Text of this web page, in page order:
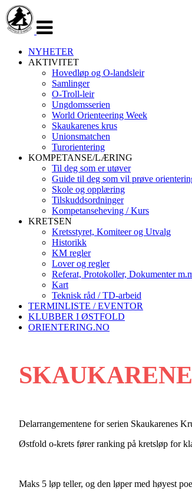
navigasjon
NYHETER
AKTIVITET
Hovedløp og O-landsleir
Samlinger
O-Troll-leir
Ungdomsserien
World Orienteering Week
Skaukarenes krus
Unionsmatchen
Turorientering
KOMPETANSE/LÆRING
Til deg som er utøver
Guide til deg som vil prøve
Skole og opplæring
Tilskuddsordninger
Kompetanseheving / Kurs
KRETSEN
Kretsstyret, Komiteer og Utvalg
Historikk
KM regler
Lover og regler
Referat, Protokoller, Dokumenter
Kart
Teknisk råd / TD-arbeid
TERMINLISTE / EVENTOR
KLUBBER I ØSTFOLD
ORIENTERING.NO
Delarrangementene for serien Skaukarenes
Østfold o-krets fører ranking på kretsløp for
Maks 5 løp teller, og den løper med høyest